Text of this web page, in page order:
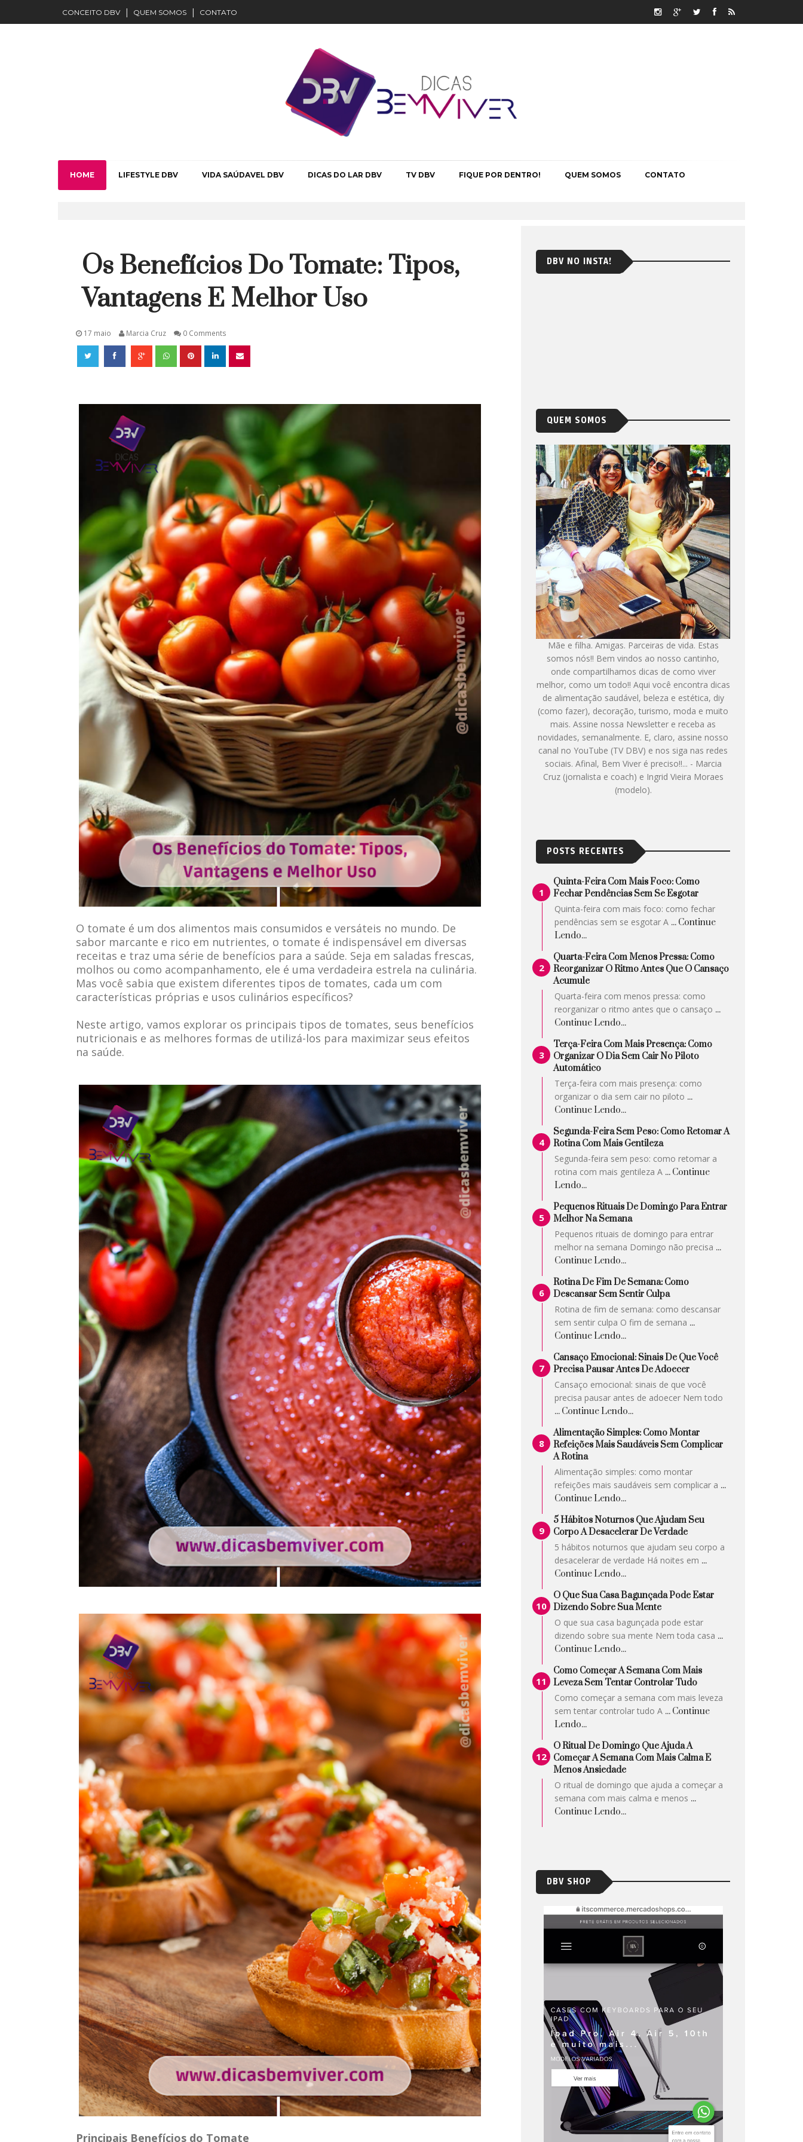
CONCEITO DBV QUEM SOMOS CONTATO
HOME LIFESTYLE DBV VIDA SAÚDAVEL DBV DICAS DO LAR DBV TV DBV FIQUE POR DENTRO! QUEM SOMOS CONTATO
Os Benefícios Do Tomate: Tipos,
Vantagens E Melhor Uso
17 maio Marcia Cruz 0 Comments
O tomate é um dos alimentos mais consumidos e versáteis no mundo. De
sabor marcante e rico em nutrientes, o tomate é indispensável em diversas
receitas e traz uma série de benefícios para a saúde. Seja em saladas frescas,
molhos ou como acompanhamento, ele é uma verdadeira estrela na culinária.
Mas você sabia que existem diferentes tipos de tomates, cada um com
características próprias e usos culinários específicos?
Neste artigo, vamos explorar os principais tipos de tomates, seus benefícios
nutricionais e as melhores formas de utilizá-los para maximizar seus efeitos
na saúde.
Principais Benefícios do Tomate
DBV NO INSTA!
QUEM SOMOS
Mãe e filha. Amigas. Parceiras de vida. Estas
somos nós!! Bem vindos ao nosso cantinho,
onde compartilhamos dicas de como viver
melhor, como um todo!! Aqui você encontra dicas
de alimentação saudável, beleza e estética, diy
(como fazer), decoração, turismo, moda e muito
mais. Assine nossa Newsletter e receba as
novidades, semanalmente. E, claro, assine nosso
canal no YouTube (TV DBV) e nos siga nas redes
sociais. Afinal, Bem Viver é preciso!!... - Marcia
Cruz (jornalista e coach) e Ingrid Vieira Moraes
(modelo).
POSTS RECENTES
Quinta-Feira Com Mais Foco: Como
Fechar Pendências Sem Se Esgotar
Quinta-feira com mais foco: como fechar
pendências sem se esgotar A ... Continue
Lendo...
Quarta-Feira Com Menos Pressa: Como
Reorganizar O Ritmo Antes Que O Cansaço
Acumule
Quarta-feira com menos pressa: como
reorganizar o ritmo antes que o cansaço ...
Continue Lendo...
Terça-Feira Com Mais Presença: Como
Organizar O Dia Sem Cair No Piloto
Automático
Terça-feira com mais presença: como
organizar o dia sem cair no piloto ...
Continue Lendo...
Segunda-Feira Sem Peso: Como Retomar A
Rotina Com Mais Gentileza
Segunda-feira sem peso: como retomar a
rotina com mais gentileza A ... Continue
Lendo...
Pequenos Rituais De Domingo Para Entrar
Melhor Na Semana
Pequenos rituais de domingo para entrar
melhor na semana Domingo não precisa ...
Continue Lendo...
Rotina De Fim De Semana: Como
Descansar Sem Sentir Culpa
Rotina de fim de semana: como descansar
sem sentir culpa O fim de semana ...
Continue Lendo...
Cansaço Emocional: Sinais De Que Você
Precisa Pausar Antes De Adoecer
Cansaço emocional: sinais de que você
precisa pausar antes de adoecer Nem todo
... Continue Lendo...
Alimentação Simples: Como Montar
Refeições Mais Saudáveis Sem Complicar
A Rotina
Alimentação simples: como montar
refeições mais saudáveis sem complicar a ...
Continue Lendo...
5 Hábitos Noturnos Que Ajudam Seu
Corpo A Desacelerar De Verdade
5 hábitos noturnos que ajudam seu corpo a
desacelerar de verdade Há noites em ...
Continue Lendo...
O Que Sua Casa Bagunçada Pode Estar
Dizendo Sobre Sua Mente
O que sua casa bagunçada pode estar
dizendo sobre sua mente Nem toda casa ...
Continue Lendo...
Como Começar A Semana Com Mais
Leveza Sem Tentar Controlar Tudo
Como começar a semana com mais leveza
sem tentar controlar tudo A ... Continue
Lendo...
O Ritual De Domingo Que Ajuda A
Começar A Semana Com Mais Calma E
Menos Ansiedade
O ritual de domingo que ajuda a começar a
semana com mais calma e menos ...
Continue Lendo...
DBV SHOP